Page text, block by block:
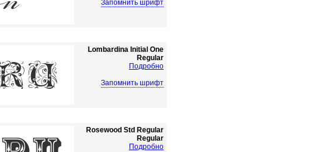
Запомнить шрифт
Lombardina Initial One
Regular
Подробно
Запомнить шрифт
Rosewood Std Regular
Regular
Подробно